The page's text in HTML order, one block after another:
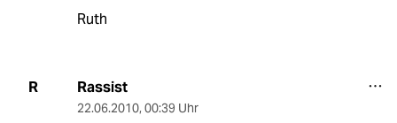
Ruth
R Rassist
22.06.2010, 00:39 Uhr